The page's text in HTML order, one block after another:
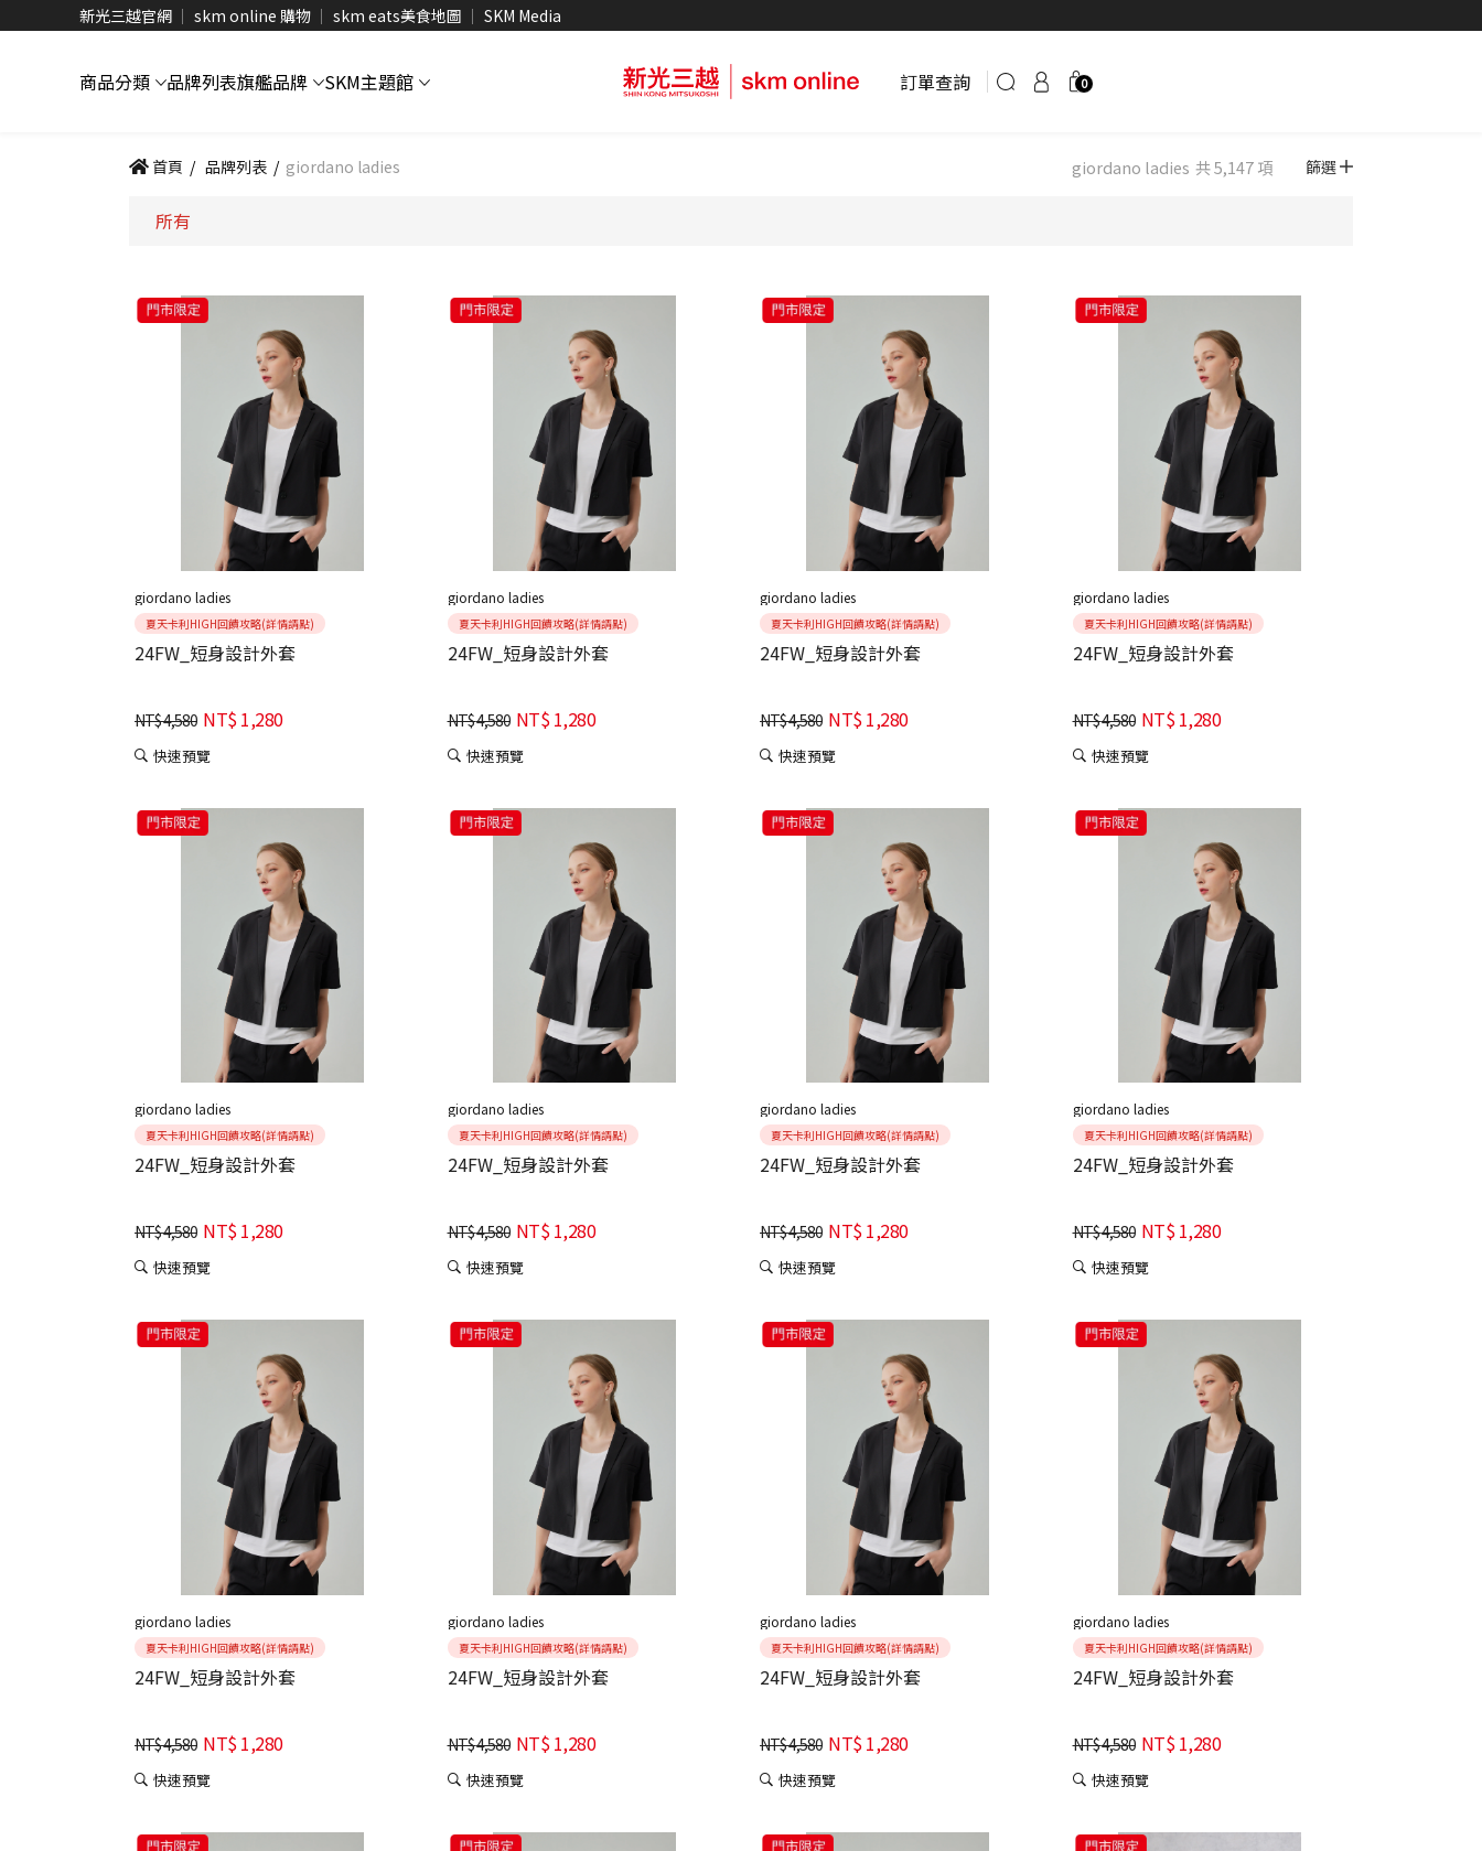
新光三越官網 skm online 購物 skm eats美食地圖 SKM Media
商品分類 品牌列表旗艦品牌 SKM主題館 訂單查詢 0
首頁 / 品牌列表 / giordano ladies 篩選
giordano ladies 共 5,147 項
所有
giordano ladies
夏天卡利HIGH回饋攻略(詳情請點)
24FW_短身設計外套
NT$4,580 NT$1,280
快速預覽
giordano ladies
夏天卡利HIGH回饋攻略(詳情請點)
24FW_短身設計外套
NT$4,580 NT$1,280
快速預覽
giordano ladies
夏天卡利HIGH回饋攻略(詳情請點)
24FW_短身設計外套
NT$4,580 NT$1,280
快速預覽
giordano ladies
夏天卡利HIGH回饋攻略(詳情請點)
24FW_短身設計外套
NT$4,580 NT$1,280
快速預覽
giordano ladies
夏天卡利HIGH回饋攻略(詳情請點)
24FW_短身設計外套
NT$4,580 NT$1,280
快速預覽
giordano ladies
夏天卡利HIGH回饋攻略(詳情請點)
24FW_短身設計外套
NT$4,580 NT$1,280
快速預覽
giordano ladies
夏天卡利HIGH回饋攻略(詳情請點)
24FW_短身設計外套
NT$4,580 NT$1,280
快速預覽
giordano ladies
夏天卡利HIGH回饋攻略(詳情請點)
24FW_短身設計外套
NT$4,580 NT$1,280
快速預覽
giordano ladies
夏天卡利HIGH回饋攻略(詳情請點)
24FW_短身設計外套
NT$4,580 NT$1,280
快速預覽
giordano ladies
夏天卡利HIGH回饋攻略(詳情請點)
24FW_短身設計外套
NT$4,580 NT$1,280
快速預覽
giordano ladies
夏天卡利HIGH回饋攻略(詳情請點)
24FW_短身設計外套
NT$4,580 NT$1,280
快速預覽
giordano ladies
夏天卡利HIGH回饋攻略(詳情請點)
24FW_短身設計外套
NT$4,580 NT$1,280
快速預覽